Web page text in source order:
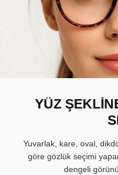
YÜZ
Yuvarlak, kare, oval,
göre gözlük seçimi
dengeli